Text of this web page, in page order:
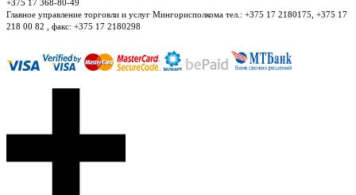
+375 17 368-80-49
Главное управление торговли и услуг Мингорисполкома тел.: +375 17 2180175, +375 17
218 00 82 , факс: +375 17 2180298